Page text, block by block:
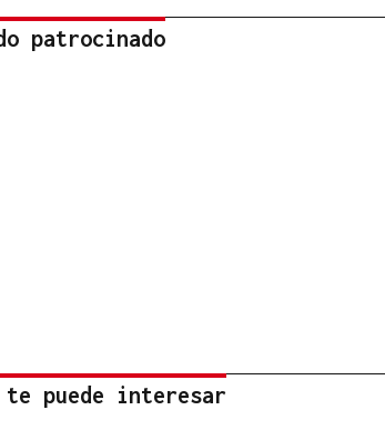
patrocinado
te puede interesar